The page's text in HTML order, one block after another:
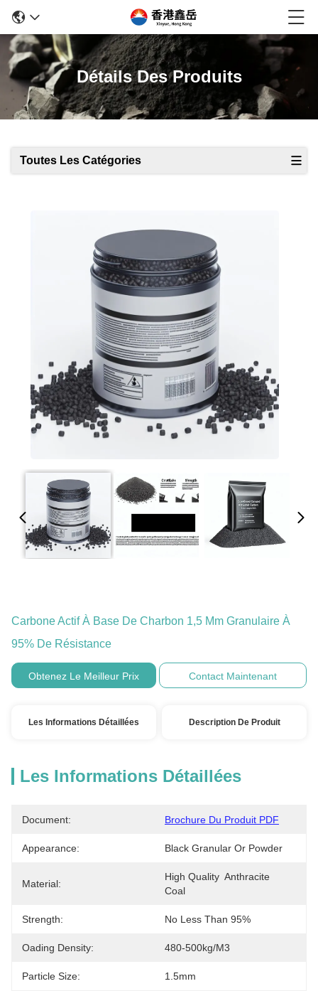
Détails Des Produits
Toutes Les Catégories
Carbone Actif À Base De Charbon 1,5 Mm Granulaire À
95% De Résistance
Obtenez Le Meilleur Prix Contact Maintenant
Les Informations Détaillées Description De Produit
Les Informations Détaillées
Document: Brochure Du Produit PDF
Appearance: Black Granular Or Powder
Material:
High Quality  Anthracite
Coal
Strength: No Less Than 95%
Oading Density: 480-500kg/m3
Particle Size: 1.5mm